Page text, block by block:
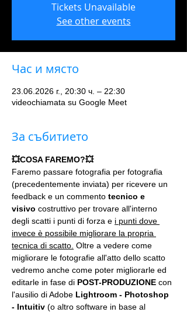
Tickets Unavailable
See other events
Час и място
23.06.2026 г., 20:30 ч. – 22:30
videochiamata su Google Meet
За събитието
💥COSA FAREMO?💥
Faremo passare fotografia per fotografia
(precedentemente inviata) per ricevere un
feedback e un commento tecnico e
visivo costruttivo per trovare all'interno
degli scatti i punti di forza e i punti dove
invece è possibile migliorare la propria
tecnica di scatto. Oltre a vedere come
migliorare le fotografie all'atto dello scatto
vedremo anche come poter migliorarle ed
editarle in fase di POST-PRODUZIONE con
l'ausilio di Adobe Lightroom - Photoshop
- Intuitiv (o altro software in base al